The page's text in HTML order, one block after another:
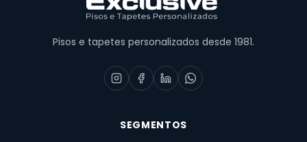
Pisos e tapetes personalizados desde 1981.
SEGMENTOS